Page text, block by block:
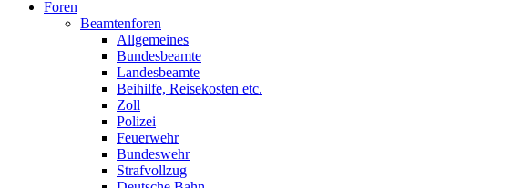
Foren
Beamtenforen
Allgemeines
Bundesbeamte
Landesbeamte
Beihilfe, Reisekosten etc.
Zoll
Polizei
Feuerwehr
Bundeswehr
Strafvollzug